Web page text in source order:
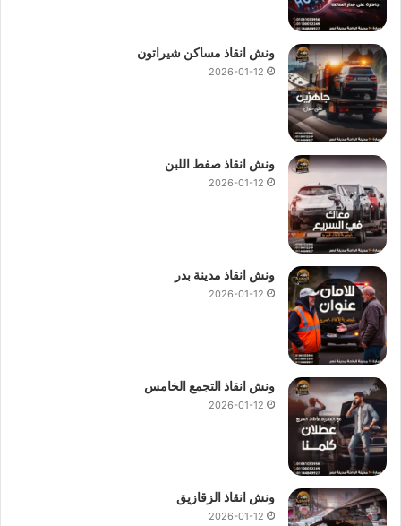
ونش انقاذ مساكن شيراتون
2026-01-12
ونش انقاذ صفط اللبن
2026-01-12
ونش انقاذ مدينة بدر
2026-01-12
ونش انقاذ التجمع الخامس
2026-01-12
ونش انقاذ الزقازيق
2026-01-12